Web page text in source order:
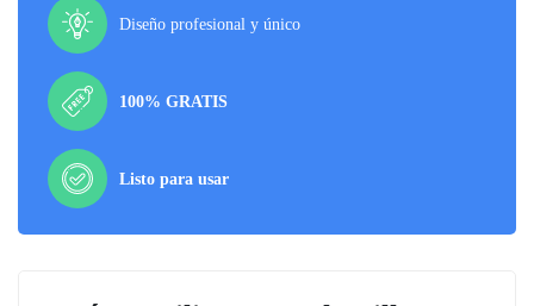
Diseño profesional y único
100% GRATIS
Listo para usar